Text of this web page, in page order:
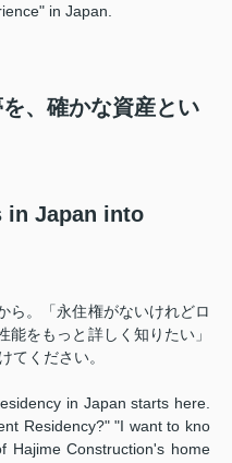
in Japan.
、確かな資産とい
in Japan into
ら。「永住権がないけれどロ
をもっと詳しく知りたい」
てください。
in Japan starts here.
Residency?" "I want to kno
Hajime Construction's home